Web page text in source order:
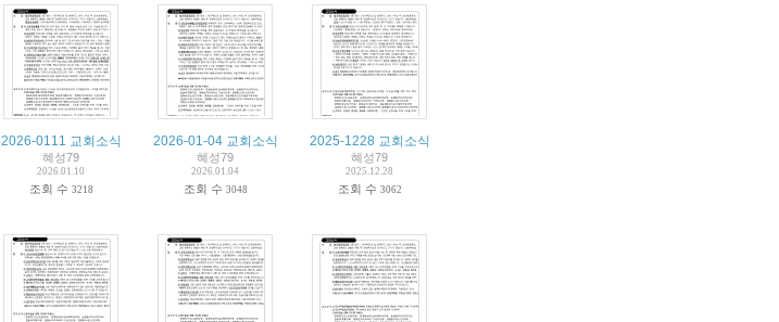
2026-0111 교회소식
혜성79
2026.01.10
조회 수 3218
2026-01-04 교회소식
혜성79
2026.01.04
조회 수 3048
2025-1228 교회소식
혜성79
2025.12.28
조회 수 3062